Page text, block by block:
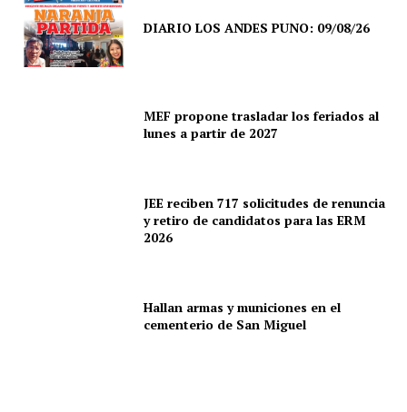
SUSCRIBETE
DIARIO LOS ANDES PUNO: 09/08/26
MEF propone trasladar los feriados al
lunes a partir de 2027
JEE reciben 717 solicitudes de renuncia
y retiro de candidatos para las ERM
2026
Hallan armas y municiones en el
cementerio de San Miguel